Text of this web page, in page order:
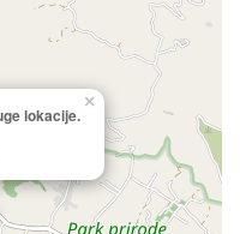
lokacije.
×